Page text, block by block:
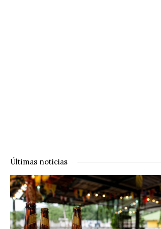
Últimas noticias